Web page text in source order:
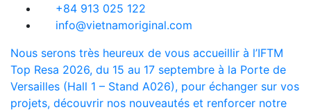
+84 913 025 122
info@vietnamoriginal.com
Nous serons très heureux de vous accueillir à l’IFTM
Top Resa 2026, du 15 au 17 septembre à la Porte de
Versailles (Hall 1 – Stand A026), pour échanger sur vos
projets, découvrir nos nouveautés et renforcer notre